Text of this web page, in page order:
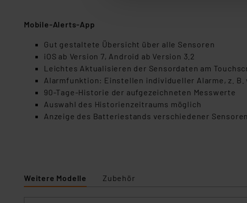
„Einige Drittanbieter verarbeiten
dieser Drittanbieter umfasst daher
Nähere Infos zu diesen
Für die USA besteht kein
Datenschutz nach EU-Standards
Daten in
Unsere Kooperation mit diesen
Mobile-Alerts-App
Gut gestaltete Übersicht über alle Sensoren
iOS ab Version 7, Android ab Version 3.2
Leichtes Aktualisieren der Sensordaten am
Alarmfunktion: Einstellen individueller Alarme, z.
90-Tage-Historie der aufgezeichneten Messwerte
Auswahl des Historienzeitraums möglich
Anzeige des Batteriestands verschiedener Sensoren
Weitere Modelle Zubehör